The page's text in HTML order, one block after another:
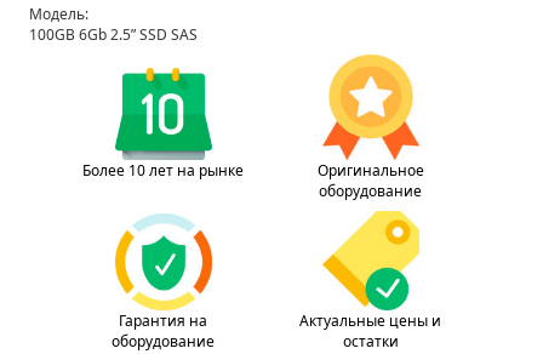
Модель:
100GB 6Gb 2.5” SSD SAS
Более 10 лет на рынке
Оригинальное
оборудование
Гарантия на
оборудование
Актуальные цены и
остатки